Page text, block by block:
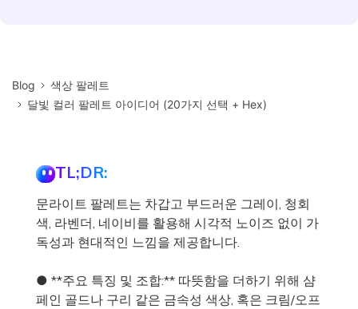
Blog
색상 팔레트
달빛 컬러 팔레트 아이디어 (20가지 선택 + Hex)
TL;DR:
문라이트 팔레트는 차갑고 부드러운 그레이, 청회
색, 라벤더, 네이비를 활용해 시각적 노이즈 없이 가
독성과 현대적인 느낌을 제공합니다.
● **주요 특징 및 조합:** 따뜻함을 더하기 위해 샴
페인 골드나 구리 같은 금속성 색상, 혹은 크림/오프